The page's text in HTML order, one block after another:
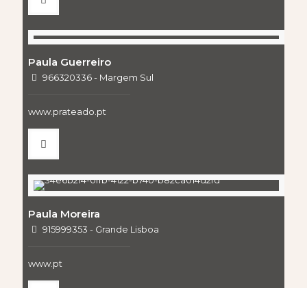
Paula Guerreiro
966320336 - Margem Sul
www.prateado.pt
Paula Moreira
915999353 - Grande Lisboa
www.pt